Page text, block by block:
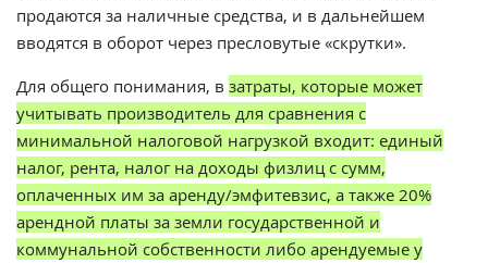
продаются за наличные средства, и в дальнейшем
вводятся в оборот через пресловутые «скрутки».
Для общего понимания, в затраты, которые может
учитывать производитель для сравнения с
минимальной налоговой нагрузкой входит: единый
налог, рента, налог на доходы физлиц с сумм,
оплаченных им за аренду/эмфитевзис, а также 20%
арендной платы за земли государственной и
коммунальной собственности либо арендуемые у